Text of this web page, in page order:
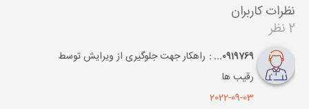
نظرات کاربران
2 نظر
0919769... :
راهکار جهت جلوگیری از ویرایش توسط
رقیب ها
2022-09-03